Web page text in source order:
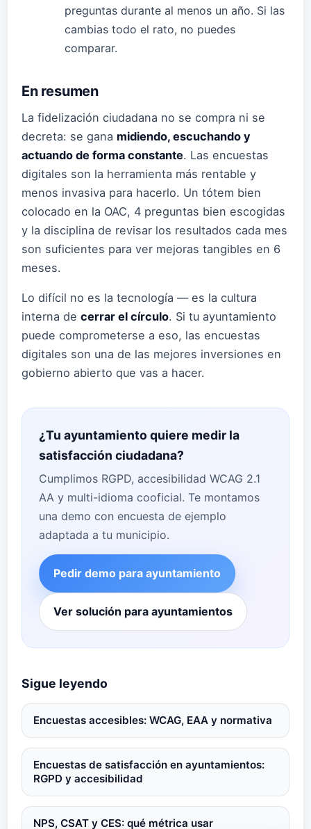
preguntas durante al menos un año. Si las
cambias todo el rato, no puedes
comparar.
En resumen
La fidelización ciudadana no se compra ni se
decreta: se gana midiendo, escuchando y
actuando de forma constante. Las encuestas
digitales son la herramienta más rentable y
menos invasiva para hacerlo. Un tótem bien
colocado en la OAC, 4 preguntas bien escogidas
y la disciplina de revisar los resultados cada mes
son suficientes para ver mejoras tangibles en 6
meses.
Lo difícil no es la tecnología — es la cultura
interna de cerrar el círculo. Si tu ayuntamiento
puede comprometerse a eso, las encuestas
digitales son una de las mejores inversiones en
gobierno abierto que vas a hacer.
¿Tu ayuntamiento quiere medir la
satisfacción ciudadana?
Cumplimos RGPD, accesibilidad WCAG 2.1
AA y multi-idioma cooficial. Te montamos
una demo con encuesta de ejemplo
adaptada a tu municipio.
Pedir demo para ayuntamiento
Ver solución para ayuntamientos
Sigue leyendo
Encuestas accesibles: WCAG, EAA y normativa
Encuestas de satisfacción en ayuntamientos:
RGPD y accesibilidad
NPS, CSAT y CES: qué métrica usar